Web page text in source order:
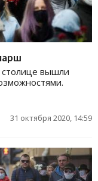
столице вышли
31 октября 2020, 14:59